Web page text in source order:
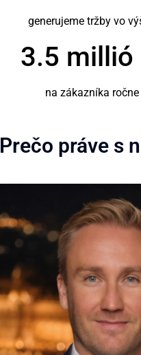
generujeme tržby vo
3.5 millió
na zákazníka ročne
Prečo práve s